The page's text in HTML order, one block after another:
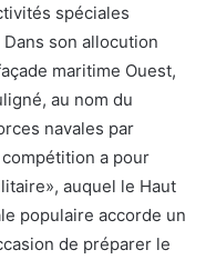
spéciales
son allocution
maritime Ouest,
au nom du
navales par
a pour
auquel le Haut
populaire accorde un
de préparer le